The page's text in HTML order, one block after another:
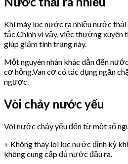
Khi máy lọc nước ra nhiều nước
tắc.Chính vì vậy, việc thường xuyên
giúp giảm tình trạng này.
Một nguyên nhân khác dẫn đến
cơ hỏng.Van cơ có tác dụng ngăn
ngược.
Vòi chảy nước yếu
Vòi nước chảy yếu đến từ một số
+ Không thay lõi lọc nước định kỳ
không cung cấp đủ nước đầu ra.